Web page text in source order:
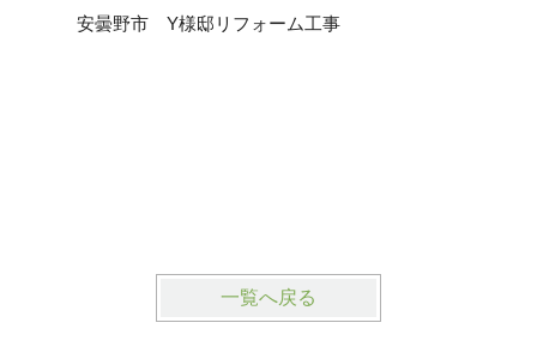
安曇野市 Y様邸リフォーム工事
一覧へ戻る